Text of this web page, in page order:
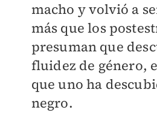
macho y volvió a
más que los
presuman que
fluidez de género,
que uno ha
negro.